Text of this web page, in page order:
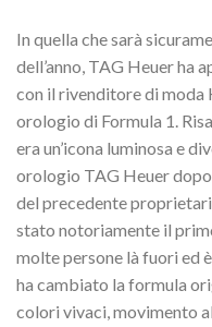
In quella che sarà
dell’anno, TAG Heuer ha
con il rivenditore di
orologio di Formula 1.
era un’icona luminosa e
orologio TAG Heuer
del precedente
stato notoriamente il
molte persone là fuori ed
ha cambiato la formula
colori vivaci, movimento